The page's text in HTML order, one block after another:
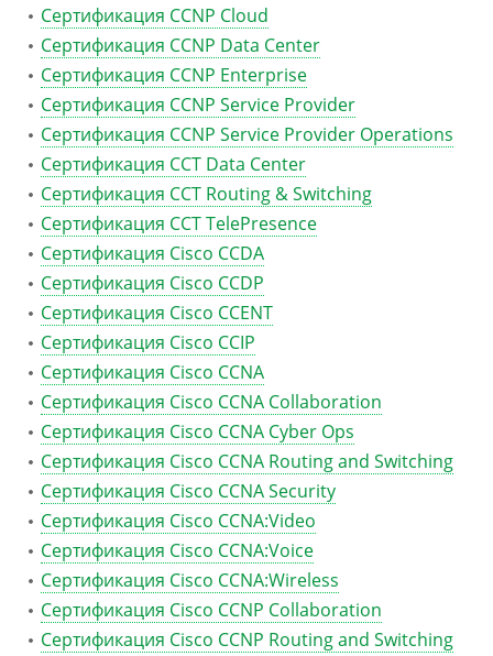
Сертификация CCNP Cloud
Сертификация CCNP Data Center
Сертификация CCNP Enterprise
Сертификация CCNP Service Provider
Сертификация CCNP Service Provider Operations
Сертификация CCT Data Center
Сертификация CCT Routing & Switching
Сертификация CCT TelePresence
Сертификация Cisco CCDA
Сертификация Cisco CCDP
Сертификация Cisco CCENT
Сертификация Cisco CCIP
Сертификация Cisco CCNA
Сертификация Cisco CCNA Collaboration
Сертификация Cisco CCNA Cyber Ops
Сертификация Cisco CCNA Routing and Switching
Сертификация Cisco CCNA Security
Сертификация Cisco CCNA:Video
Сертификация Cisco CCNA:Voice
Сертификация Cisco CCNA:Wireless
Сертификация Cisco CCNP Collaboration
Сертификация Cisco CCNP Routing and Switching